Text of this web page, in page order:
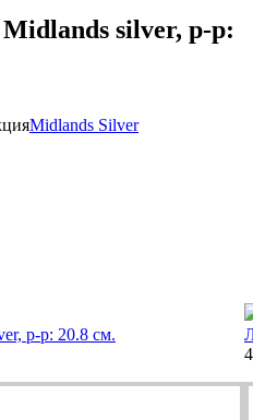
silver, р-р:
Midlands Silver
р-р: 20.8 см.